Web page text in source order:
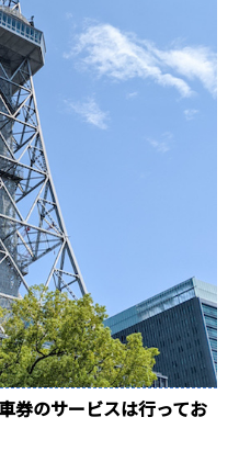
のサービスは行ってお